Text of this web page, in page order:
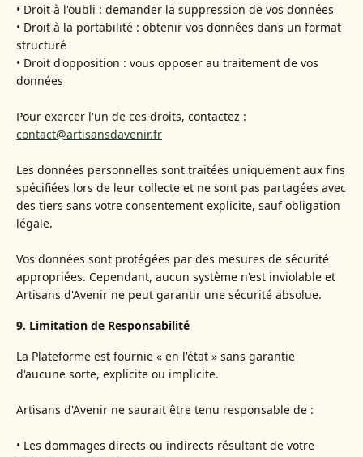
• Droit à l'oubli : demander la suppression de vos données
• Droit à la portabilité : obtenir vos données dans un format
structuré
• Droit d'opposition : vous opposer au traitement de vos
données
Pour exercer l'un de ces droits, contactez :
contact@artisansdavenir.fr
Les données personnelles sont traitées uniquement aux fins
spécifiées lors de leur collecte et ne sont pas partagées avec
des tiers sans votre consentement explicite, sauf obligation
légale.
Vos données sont protégées par des mesures de sécurité
appropriées. Cependant, aucun système n'est inviolable et
Artisans d'Avenir ne peut garantir une sécurité absolue.
9. Limitation de Responsabilité
La Plateforme est fournie « en l'état » sans garantie
d'aucune sorte, explicite ou implicite.
Artisans d'Avenir ne saurait être tenu responsable de :
• Les dommages directs ou indirects résultant de votre